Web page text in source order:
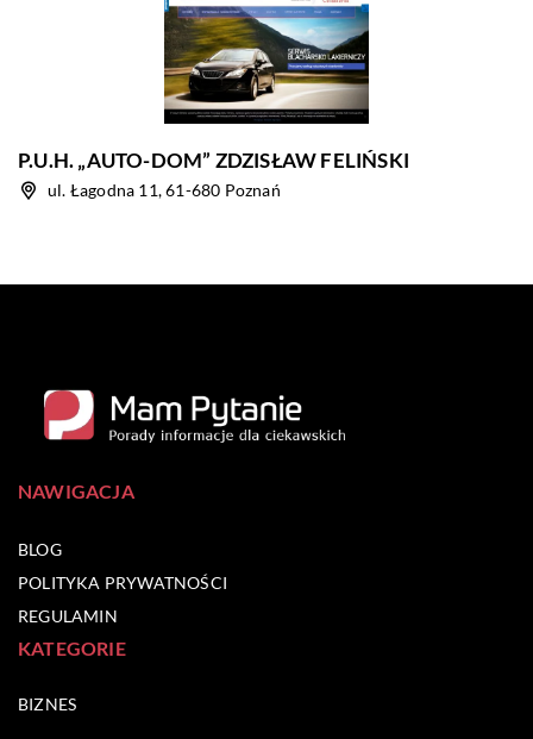
P.U.H. „AUTO-DOM” ZDZISŁAW FELIŃSKI
ul. Łagodna 11, 61-680 Poznań
NAWIGACJA
BLOG
POLITYKA PRYWATNOŚCI
REGULAMIN
KATEGORIE
BIZNES